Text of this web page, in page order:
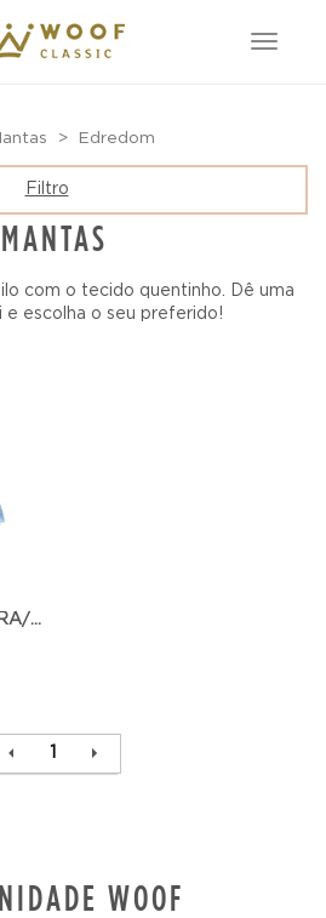
Toggle
Edredom
Filtro
MANTAS
com o tecido quentinho. Dê uma
e escolha o seu preferido!
EDREDOM MICROFIBRA/TRICOLINE - FRUIT JUICE II
WOOF